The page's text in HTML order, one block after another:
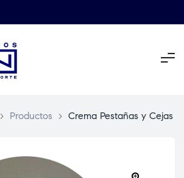
> Productos > Crema Pestañas y Cejas